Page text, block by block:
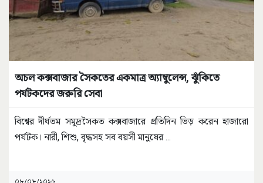
অচল কক্সবাজার সৈকতের একমাত্র অ্যাম্বুলেন্স, ঝুঁকিতে
পর্যটকদের জরুরি সেবা
বিশ্বের দীর্ঘতম সমুদ্রসৈকত কক্সবাজারে প্রতিদিন ভিড় করেন হাজারো
পর্যটক। নারী, শিশু, বৃদ্ধসহ সব বয়সী মানুষের...